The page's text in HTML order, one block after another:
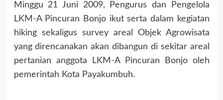
Minggu 21 Juni 2009, Pengurus dan Pengelola
LKM-A Pincuran Bonjo ikut serta dalam kegiatan
hiking sekaligus survey areal Objek Agrowisata
yang direncanakan akan dibangun di sekitar areal
pertanian anggota LKM-A Pincuran Bonjo oleh
pemerintah Kota Payakumbuh.